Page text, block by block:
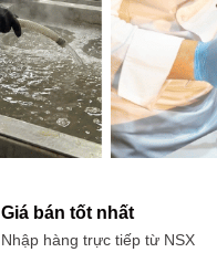
Giá bán tốt nhất
Nhập hàng trực tiếp từ NSX